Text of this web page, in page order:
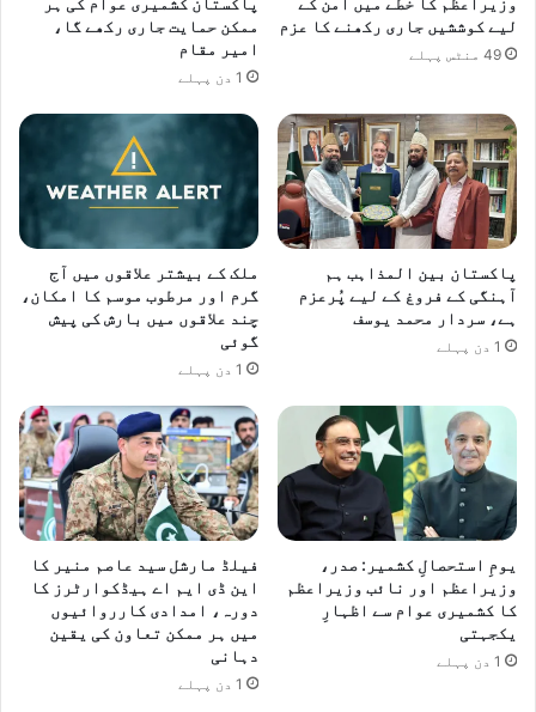
ک
س
ن
ک
و
ش
ک
س
ت
د
ی
د
ی
ٹ
ا
ا
ج
ل
ا
س
،
د
ہ
ش
ر
ی
ک
ے
ا
ت
ے
لیے کوششیں جاری رکھنے کا عزم
49 منٹس پہلے
ممکن حمایت جاری رکھے گا،
امیر مقام
1 دن پہلے
پاکستان بین المذاہب ہم
آہنگی کے فروغ کے لیے پُرعزم
ہے، سردار محمد یوسف
1 دن پہلے
ملک کے بیشتر علاقوں میں آج
گرم اور مرطوب موسم کا امکان،
چند علاقوں میں بارش کی پیش
گوئی
1 دن پہلے
یومِ استحصالِ کشمیر: صدر،
وزیراعظم اور نائب وزیراعظم
کا کشمیری عوام سے اظہارِ
یکجہتی
1 دن پہلے
فیلڈ مارشل سید عاصم منیر کا
این ڈی ایم اے ہیڈکوارٹرز کا
دورہ، امدادی کارروائیوں
میں ہر ممکن تعاون کی یقین
دہانی
1 دن پہلے